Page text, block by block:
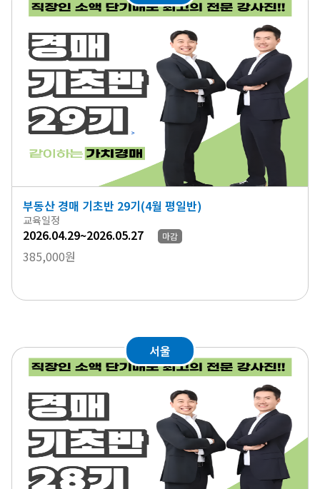
부동산 경매 기초반 29기(4월 평일반)
교육일정
2026.04.29~2026.05.27 마감
385,000원
서울